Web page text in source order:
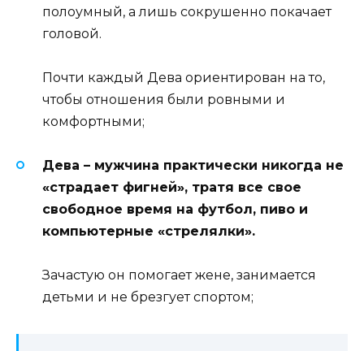
полоумный, а лишь сокрушенно покачает
головой.
Почти каждый Дева ориентирован на то,
чтобы отношения были ровными и
комфортными;
Дева – мужчина практически никогда не
«страдает фигней», тратя все свое
свободное время на футбол, пиво и
компьютерные «стрелялки».
Зачастую он помогает жене, занимается
детьми и не брезгует спортом;